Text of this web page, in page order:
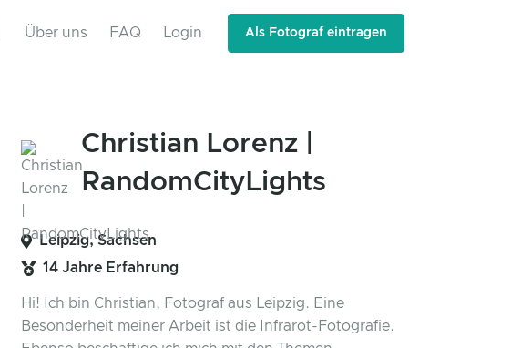
Über uns FAQ Login Als Fotograf eintragen
Christian Lorenz |
RandomCityLights
Leipzig, Sachsen
14 Jahre Erfahrung
Hi! Ich bin Christian, Fotograf aus Leipzig. Eine
Besonderheit meiner Arbeit ist die Infrarot-Fotografie.